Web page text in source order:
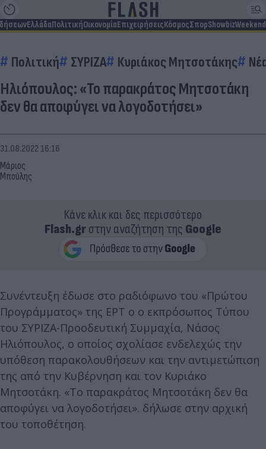
ΕλλάδαΠολιτικήΟικονομίαΕπιχειρήσειςΚόσμοςΣπορShowbizWeekend
Πολιτική ΣΥΡΙΖΑ Κυριάκος Μητσοτάκης
Ηλιόπουλος: «Το παρακράτος Μητσοτάκη
δεν θα αποφύγει να λογοδοτήσει»
Μάριος
Μπούλης
31.08.2022 16:16
Κάνε κλικ και δες περισσότερο
Flash.grστην αναζήτηση της Google
Συνέντευξη έδωσε στο ραδιόφωνο του «Πρώτου
Προγράμματος» της ΕΡΤ ο ο εκπρόσωπος Τύπου
του ΣΥΡΙΖΑ-Προοδευτική Συμμαχία, Νάσος
Ηλιόπουλος, ο οποίος σχολίασε ενδελεχώς την
υπόθεση παρακολουθήσεων και την αντιμετώπιση
της από την Κυβέρνηση και τον Κυριάκο
Μητσοτάκη. «Το παρακράτος Μητσοτάκη δεν θα
αποφύγει να λογοδοτήσει». δήλωσε στην αρχική
του τοποθέτηση.